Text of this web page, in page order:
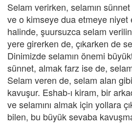
Selam verirken, selamın
ve o kimseye dua etmeye niyet
halinde, şuursuzca selam
yere girerken de, çıkarken de
Dinimizde selamın önemi
sünnet, almak farz ise de,
Selam veren de, selam alan
kavuşur. Eshab-ı kiram, bir
ve selamını almak için yollara
bilen, bu büyük sevaba